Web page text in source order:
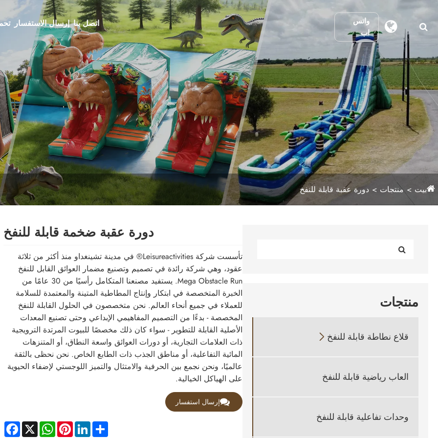
واتس
اب
إرسال الاستفسار اتصل بنا
بيت منتجات دورة عقبة قابلة للنفخ
منتجات
قلاع نطاطة قابلة للنفخ 
العاب رياضية قابلة للنفخ
وحدات تفاعلية قابلة للنفخ
دورة عقبة ضخمة قابلة للنفخ
تأسست شركة Leisureactivities® في مدينة تشينغداو منذ أكثر من ثلاثة
عقود، وهي شركة رائدة في تصميم وتصنيع مضمار العوائق القابل للنفخ
Mega Obstacle Run. يستفيد مصنعنا المتكامل رأسيًا من 30 عامًا من
الخبرة المتخصصة في ابتكار وإنتاج المطاطية المتينة والمعتمدة للسلامة
للعملاء في جميع أنحاء العالم. نحن متخصصون في الحلول القابلة للنفخ
المخصصة - بدءًا من التصميم المفاهيمي الإبداعي وحتى تصنيع المعدات
الأصلية القابلة للتطوير - سواء كان ذلك مخصصًا للبيوت المرتدة الترويجية
ذات العلامات التجارية، أو دورات العوائق واسعة النطاق، أو المتنزهات
المائية التفاعلية، أو مناطق الجذب ذات الطابع الخاص. نحن نحظى بالثقة
عالميًا، ونحن نجمع بين الحرفية والامتثال والتميز اللوجستي لإضفاء الحيوية
على الهياكل الخيالية.
إرسال استفسار
X
WhatsAppPinterestLinkedInShare